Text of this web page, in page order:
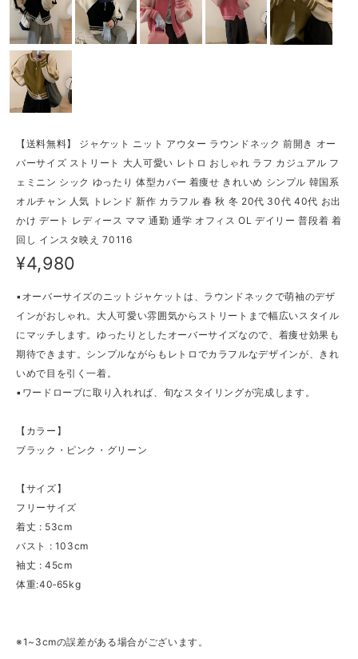
【送料無料】 ジャケット ニット アウター ラウンドネック 前開き オー
バーサイズ ストリート 大人可愛い レトロ おしゃれ ラフ カジュアル フ
ェミニン シック ゆったり 体型カバー 着痩せ きれいめ シンプル 韓国系
オルチャン 人気 トレンド 新作 カラフル 春 秋 冬 20代 30代 40代 お出
かけ デート レディース ママ 通勤 通学 オフィス OL デイリー 普段着 着
回し インスタ映え 70116
¥4,980
▪オーバーサイズのニットジャケットは、ラウンドネックで萌袖のデザ
インがおしゃれ。大人可愛い雰囲気からストリートまで幅広いスタイル
にマッチします。ゆったりとしたオーバーサイズなので、着痩せ効果も
期待できます。シンプルながらもレトロでカラフルなデザインが、きれ
いめで目を引く一着。
▪ワードローブに取り入れれば、旬なスタイリングが完成します。
【カラー】
ブラック・ピンク・グリーン
【サイズ】
フリーサイズ
着丈 : 53cm
バスト : 103cm
袖丈 : 45cm
体重:40‐65kg
※1~3cmの誤差がある場合がございます。